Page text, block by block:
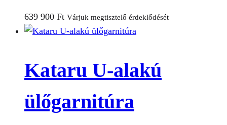
639 900 Ft Várjuk megtisztelő érdeklődését
Kataru U-alakú
ülőgarnitúra